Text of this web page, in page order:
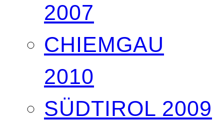
2007
CHIEMGAU
2010
SÜDTIROL 2009